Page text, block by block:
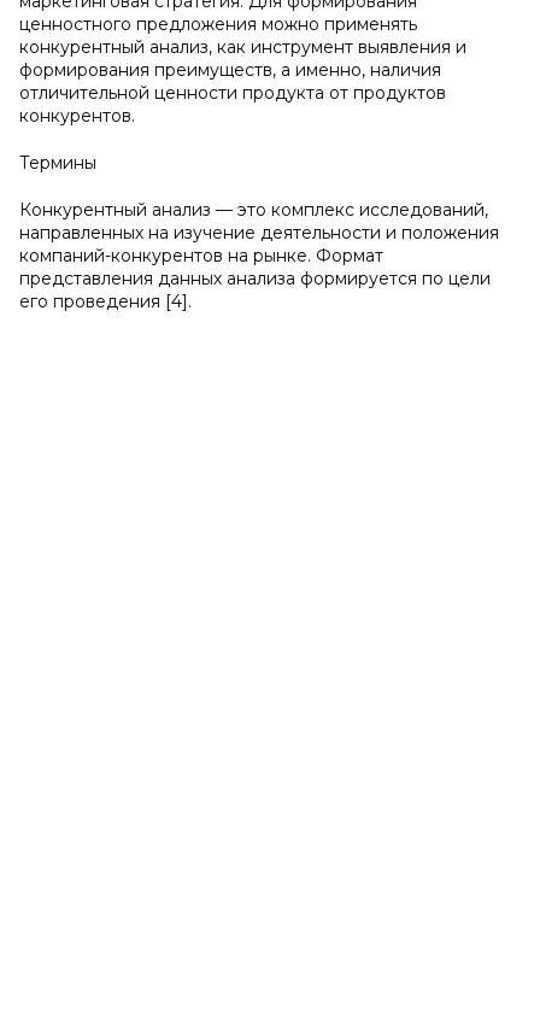
ценностного предложения можно применять
конкурентный анализ, как инструмент выявления и
формирования преимуществ, а именно, наличия
отличительной ценности продукта от продуктов
конкурентов.
Термины
Конкурентный анализ — это комплекс исследований,
направленных на изучение деятельности и положения
компаний-конкурентов на рынке. Формат
представления данных анализа формируется по цели
его проведения [4].